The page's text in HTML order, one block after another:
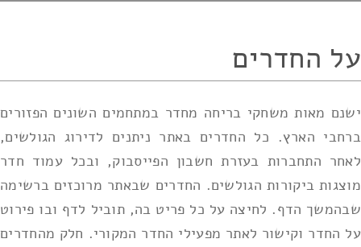
על החדרים
ישנם מאות משחקי בריחה מחדר במתחמים השונים הפזורים
ברחבי הארץ. כל החדרים באתר ניתנים לדירוג הגולשים,
לאחר התחברות בעזרת חשבון הפייסבוק, ובכל עמוד חדר
מוצגות ביקורות הגולשים. החדרים שבאתר מרוכזים ברשימה
שבהמשך הדף. לחיצה על כל פריט בה, תוביל לדף ובו פירוט
על החדר וקישור לאתר מפעילי החדר המקורי. חלק מהחדרים